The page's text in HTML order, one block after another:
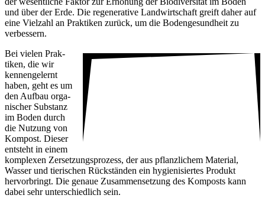
und über der Erde. Die rege­ne­ra­tive Land­wirt­schaft greift daher auf
eine Viel­zahl an Prak­tiken zurück, um die Boden­ge­sund­heit zu
verbes­sern.
Bei vielen Prak­
tiken, die wir
kennen­ge­lernt
haben, geht es um
den Aufbau orga­
ni­scher Substanz
im Boden durch
die Nutzung von
Kompost. Dieser
entsteht in einem
komplexen Zerset­zungs­pro­zess, der aus pflanz­li­chem Mate­rial,
Wasser und tieri­schen Rück­ständen ein hygie­ni­siertes Produkt
hervor­bringt. Die genaue Zusam­men­set­zung des Komposts kann
dabei sehr unter­schied­lich sein.